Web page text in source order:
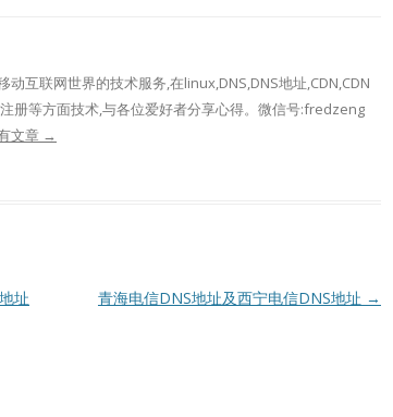
互联网世界的技术服务,在linux,DNS,DNS地址,CDN,CDN
册等方面技术,与各位爱好者分享心得。微信号:fredzeng
文章 →
址 青海电信DNS地址及西宁电信DNS地址 →